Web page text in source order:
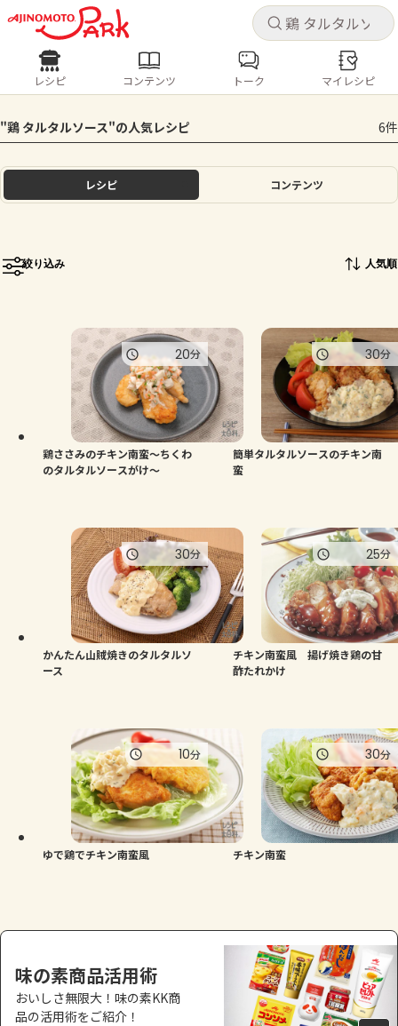
キャ
ログインするとレシピを保存できます
ログイン
ホーム
トーク
よくあるお問い合わせ
お買い物
キャ
レシピ コンテンツ
人気の食材・レシピ
きゅうり なす トマト とうもろこし
ピーマン
レシピ コンテンツ トーク マイレシピ
"鶏 タルタルソース"の人気レシピ 6件
レシピ コンテンツ
絞り込み 人気順
鶏ささみのチキン南蛮～ちくわ
のタルタルソースがけ～
20分
簡単タルタルソースのチキン南
蛮
30分
かんたん山賊焼きのタルタルソ
ース
30分
チキン南蛮風 揚げ焼き鶏の甘
酢たれかけ
25分
ゆで鶏でチキン南蛮風
10分
チキン南蛮
30分
味の素商品活用術
おいしさ無限大！味の素KK商
品の活用術をご紹介！